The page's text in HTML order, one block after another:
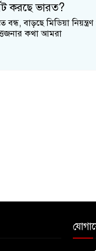
করছে ভারত?
বন্ধ, বাড়ছে মিডিয়া
কথা আমরা